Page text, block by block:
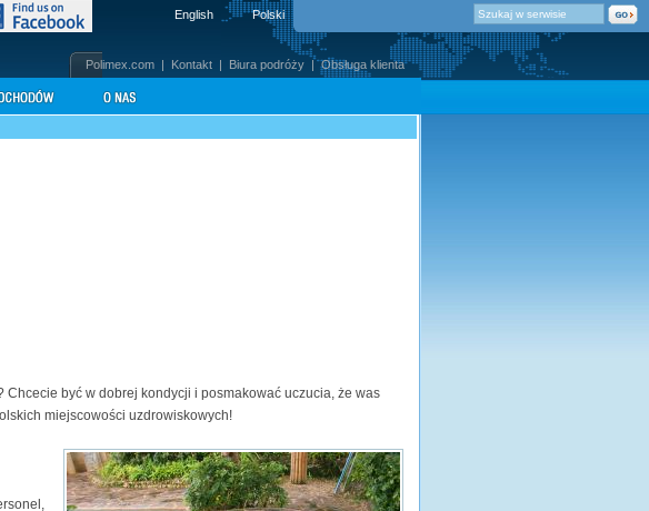
English Polski
Polimex.com | Kontakt | Biura podróży | Obsługa klienta
być w dobrej kondycji i posmakować uczucia, że was
miejscowości uzdrowiskowych!